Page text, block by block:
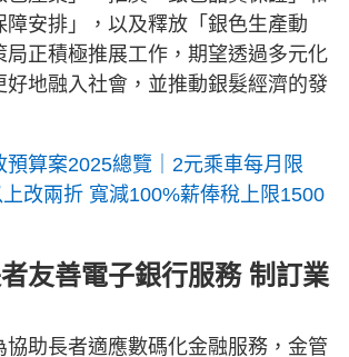
障安排」，以及釋放「銀色生產動
局正積極推展工作，期望透過多元化
好地融入社會，並推動銀髮經濟的發
預算案2025總覽｜2元乘車每月限
改兩折 寬減100%薪俸稅上限1500
友善電子銀行服務 制訂業
協助長者適應數碼化金融服務，金管